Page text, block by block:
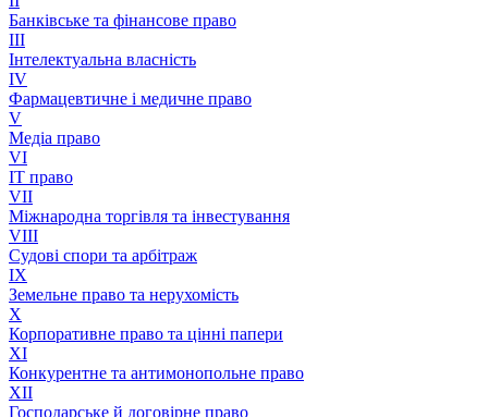
Банківське та фінансове право
III
Інтелектуальна власність
IV
Фармацевтичне і медичне право
V
Медіа право
VI
IT право
VII
Міжнародна торгівля та інвестування
VIII
Судові спори та арбітраж
IX
Земельне право та нерухомість
X
Корпоративне право та цінні папери
XI
Конкурентне та антимонопольне право
XII
Господарське й договірне право